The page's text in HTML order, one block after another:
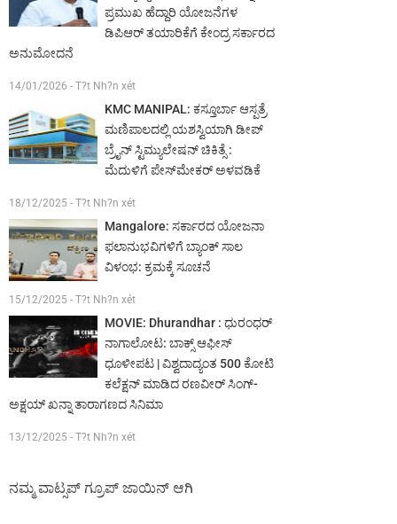
ಪ್ರಮುಖ ಹೆದ್ದಾರಿ ಯೋಜನೆಗಳ
ಡಿಪಿಆರ್ ತಯಾರಿಕೆಗೆ ಕೇಂದ್ರ ಸರ್ಕಾರದ
ಅನುಮೋದನೆ
14/01/2026 - T?t Nh?n xét
KMC MANIPAL: ಕಸ್ತೂರ್ಬಾ ಆಸ್ಪತ್ರೆ
ಮಣಿಪಾಲದಲ್ಲಿ ಯಶಸ್ವಿಯಾಗಿ ಡೀಪ್
ಬ್ರೈನ್ ಸ್ಟಿಮ್ಯುಲೇಷನ್ ಚಿಕಿತ್ಸೆ :
ಮೆದುಳಿಗೆ ಪೇಸ್‌ಮೇಕರ್ ಅಳವಡಿಕೆ
18/12/2025 - T?t Nh?n xét
Mangalore: ಸರ್ಕಾರದ ಯೋಜನಾ
ಫಲಾನುಭವಿಗಳಿಗೆ ಬ್ಯಾಂಕ್ ಸಾಲ
ವಿಳಂಭ: ಕ್ರಮಕ್ಕೆ ಸೂಚನೆ
15/12/2025 - T?t Nh?n xét
MOVIE: Dhurandhar : ಧುರಂಧರ್
ನಾಗಾಲೋಟ: ಬಾಕ್ಸ್ ಆಫೀಸ್
ಧೂಳೀಪಟ | ವಿಶ್ವದಾದ್ಯಂತ 500 ಕೋಟಿ
ಕಲೆಕ್ಷನ್ ಮಾಡಿದ ರಣವೀರ್ ಸಿಂಗ್-
ಅಕ್ಷಯ್ ಖನ್ನಾ ತಾರಾಗಣದ ಸಿನಿಮಾ
13/12/2025 - T?t Nh?n xét
ನಮ್ಮ ವಾಟ್ಸಪ್ ಗ್ರೂಪ್ ಜಾಯಿನ್ ಆಗಿ